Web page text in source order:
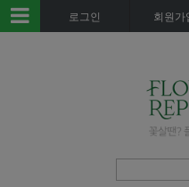
로그인 회원가